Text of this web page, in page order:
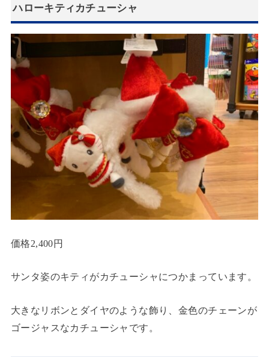
ハローキティカチューシャ
価格2,400円
サンタ姿のキティがカチューシャにつかまっています。
大きなリボンとダイヤのような飾り、金色のチェーンが
ゴージャスなカチューシャです。